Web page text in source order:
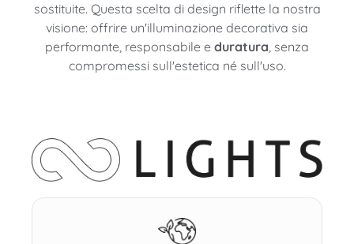
sostituite. Questa scelta di design riflette la nostra
visione: offrire un'illuminazione decorativa sia
performante, responsabile e duratura, senza
compromessi sull'estetica né sull'uso.